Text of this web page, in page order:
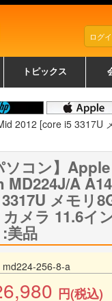
ログ
トピックス
2012 [core i5 3317U
ソコン】
MD224J/A
メモリ
メラ 11.6イ
美品
md224-256-8-a
円(税込)